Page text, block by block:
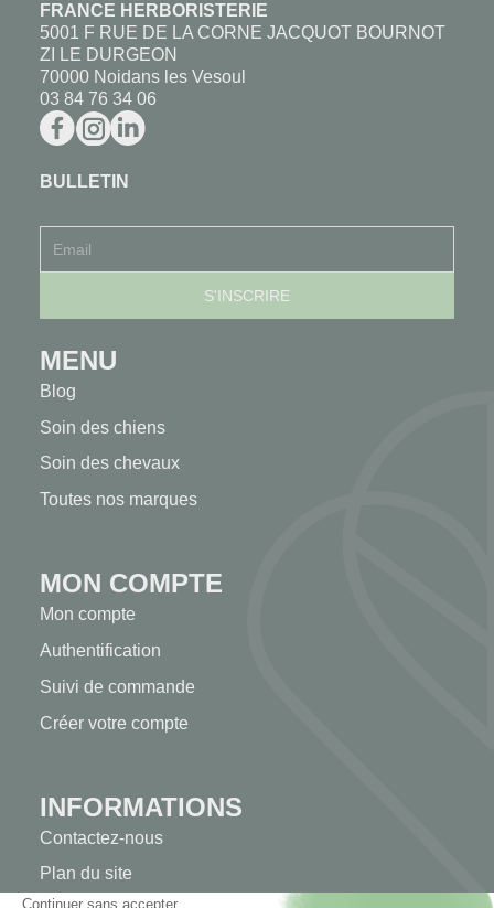
FRANCE HERBORISTERIE
5001 F RUE DE LA CORNE JACQUOT BOURNOT
ZI LE DURGEON
70000 Noidans les Vesoul
03 84 76 34 06
BULLETIN
MENU
Blog
Soin des chiens
Soin des chevaux
Toutes nos marques
MON COMPTE
Mon compte
Authentification
Suivi de commande
Créer votre compte
INFORMATIONS
Contactez-nous
Plan du site